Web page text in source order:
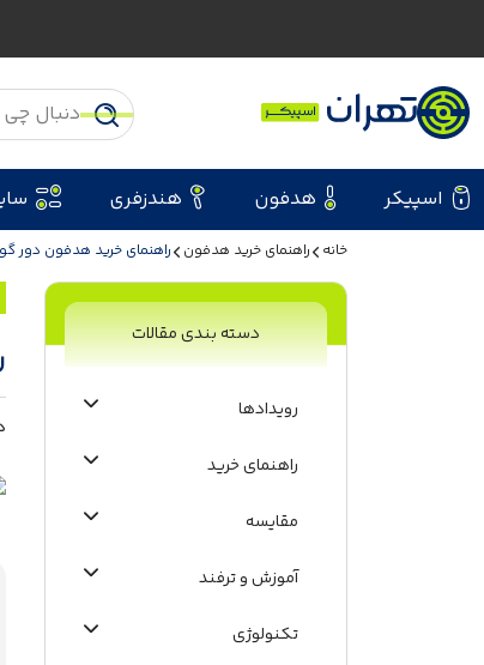
اسپیکر هدفون هندزفری
خانه راهنمای خرید هدفون راهنمای خرید هدفون دور گوش
دسته بندی مقالات
رویدادها
راهنمای خرید
مقایسه
آموزش و ترفند
تکنولوژی